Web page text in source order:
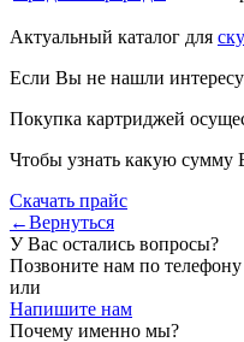
Актуальный каталог для
Если Вы не нашли
Покупка картриджей
Чтобы узнать какую сумму
Скачать прайс
←Вернуться
У Вас остались вопросы?
Позвоните нам по телефону
или
Напишите нам
Почему именно мы?